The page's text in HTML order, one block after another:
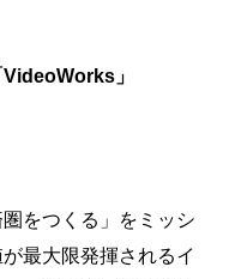
「VideoWorks」
をつくる」をミッシ
最大限発揮されるイ